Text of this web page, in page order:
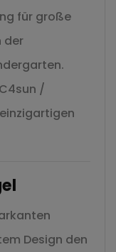
für große
der
/
Design den